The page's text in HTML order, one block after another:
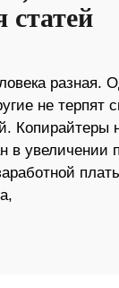
статей
разная.
не терпят
Копирайтеры
в увеличении